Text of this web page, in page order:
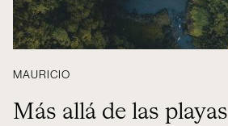
MAURICIO
Más allá de las playas